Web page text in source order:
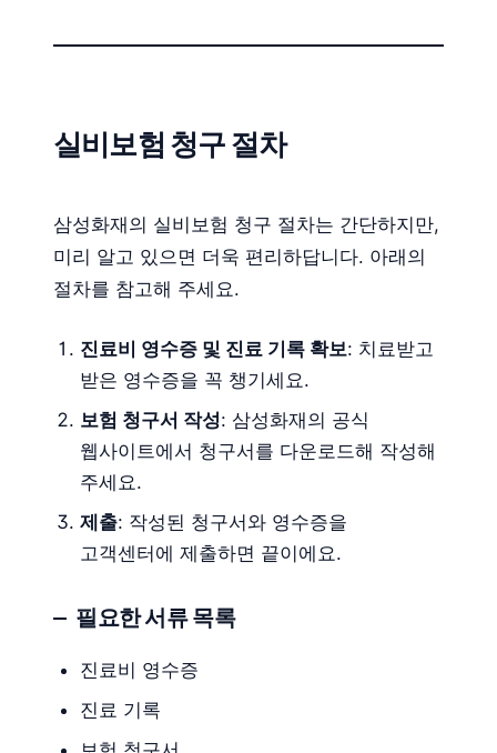
실비보험 청구 절차
삼성화재의 실비보험 청구 절차는 간단하지만,
미리 알고 있으면 더욱 편리하답니다. 아래의
절차를 참고해 주세요.
진료비 영수증 및 진료 기록 확보: 치료받고
받은 영수증을 꼭 챙기세요.
보험 청구서 작성: 삼성화재의 공식
웹사이트에서 청구서를 다운로드해 작성해
주세요.
제출: 작성된 청구서와 영수증을
고객센터에 제출하면 끝이에요.
필요한 서류 목록
진료비 영수증
진료 기록